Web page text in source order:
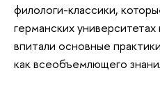
филологи-классики,
германских
впитали основные
как всеобъемлющего